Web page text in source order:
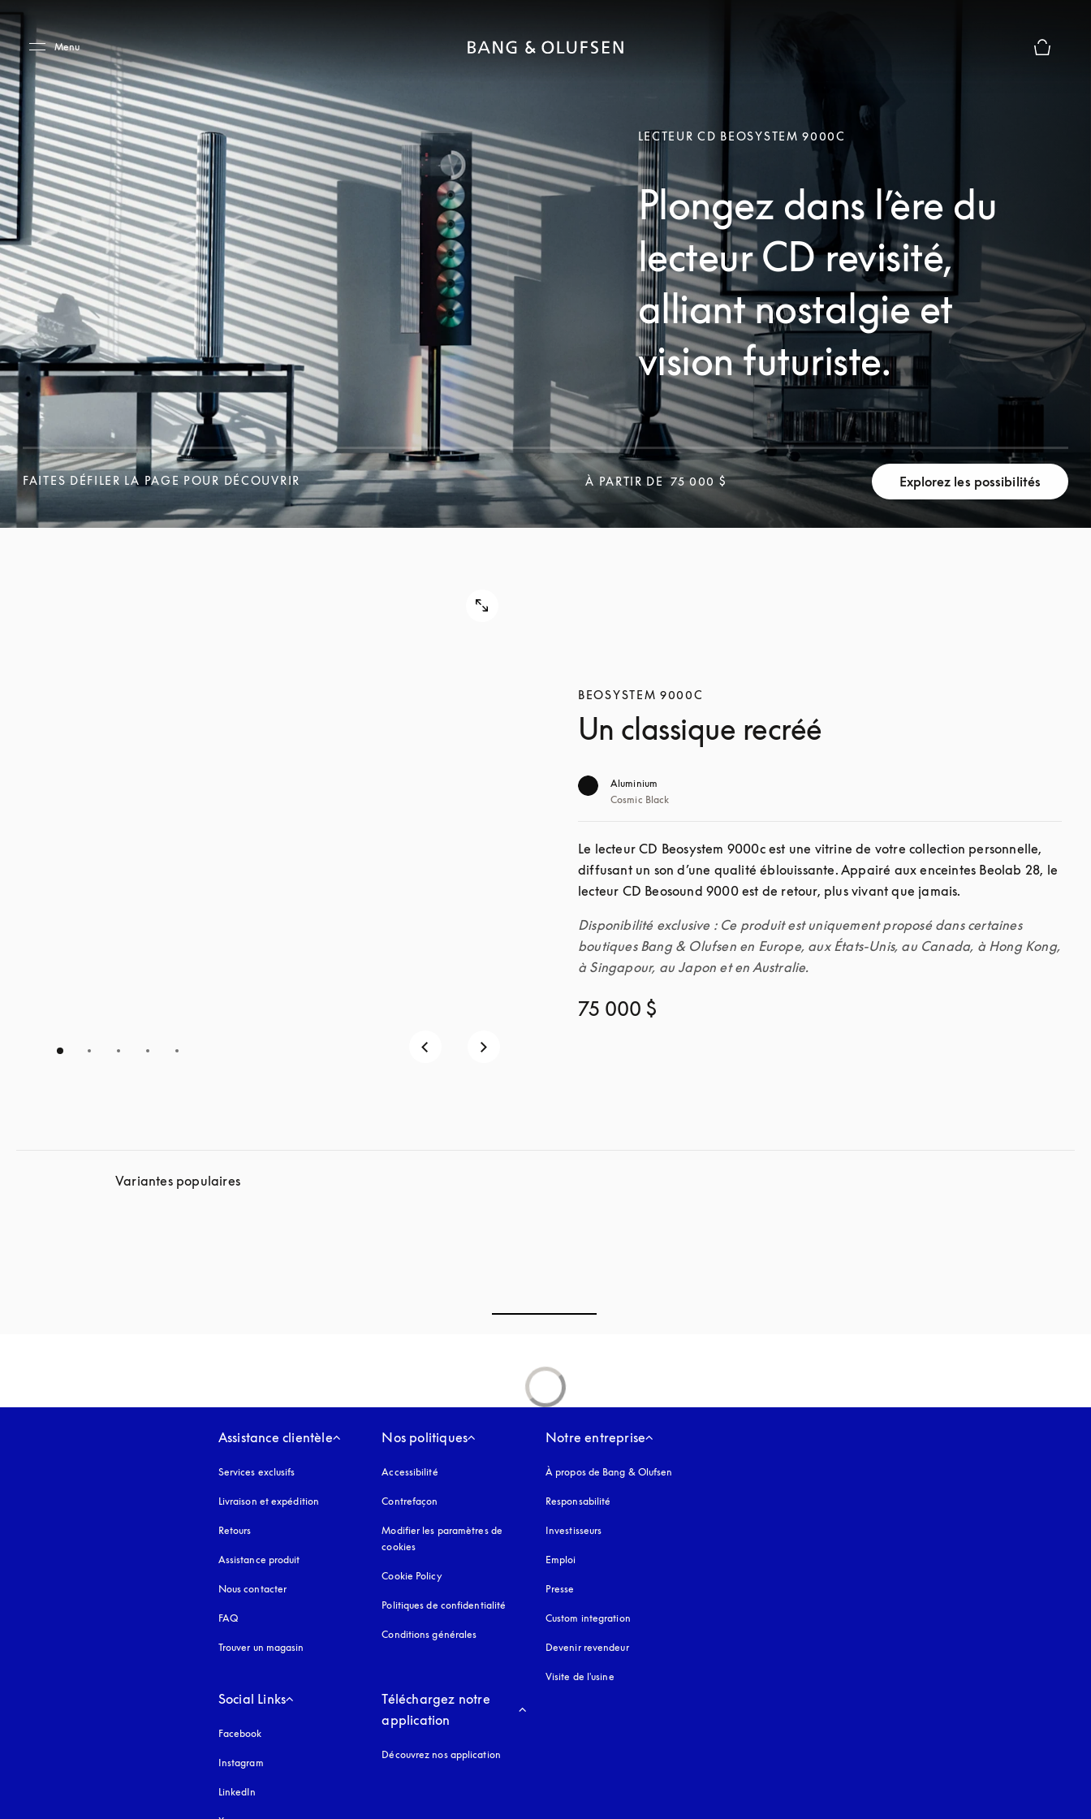
Menu
LECTEUR CD BEOSYSTEM 9000C
Plongez dans l’ère du
lecteur CD revisité,
alliant nostalgie et
vision futuriste.
FAITES DÉFILER LA PAGE POUR DÉCOUVRIR
FAITES DÉFILER LA PAGE POUR DÉCOUVRIR
À PARTIR DE 75 000 $ Explorez les possibilités
BEOSYSTEM 9000C
Un classique recréé
Aluminium
Cosmic Black
75 000 $
Le lecteur CD Beosystem 9000c est une vitrine de votre collection personnelle,
diffusant un son d’une qualité éblouissante. Appairé aux enceintes Beolab 28, le
Disponibilité exclusive : Ce produit est uniquement proposé dans certaines
boutiques Bang & Olufsen en Europe, aux États-Unis, au Canada, à Hong Kong,
à Singapour, au Japon et en Australie.
Variantes populaires
Assistance clientèle
Services exclusifs
Livraison et expédition
Retours
Assistance produit
Nous contacter
FAQ
Trouver un magasin
Nos politiques
Accessibilité s’ouvre dans un nouvel onglet
Contrefaçon s’ouvre dans un nouvel onglet
Modifier les paramètres de
cookies
Cookie Policys’ouvre dans un nouvel onglet
Politiques de confidentialité
Conditions générales
Notre entreprise
À propos de Bang & Olufsen
Responsabilité
Investisseurs
Emploi
Presse
Custom integration
Devenir revendeur
Visite de l'usine
Social Links
Facebook
Instagram
LinkedIn
Téléchargez notre
application
Découvrez nos application